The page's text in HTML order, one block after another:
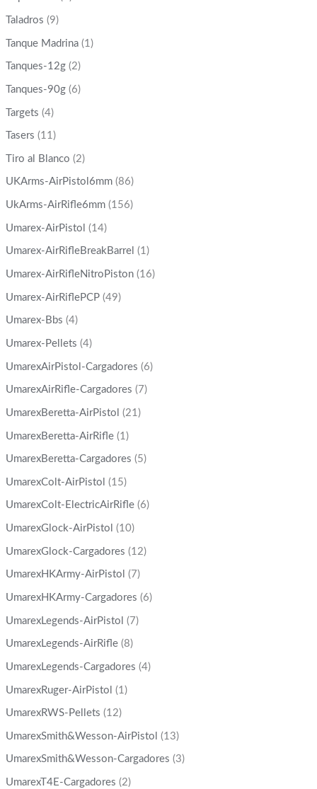
Taladros (9)
Tanque Madrina (1)
Tanques-12g (2)
Tanques-90g (6)
Targets (4)
Tasers (11)
Tiro al Blanco (2)
UKArms-AirPistol6mm (86)
UkArms-AirRifle6mm (156)
Umarex-AirPistol (14)
Umarex-AirRifleBreakBarrel (1)
Umarex-AirRifleNitroPiston (16)
Umarex-AirRiflePCP (49)
Umarex-Bbs (4)
Umarex-Pellets (4)
UmarexAirPistol-Cargadores (6)
UmarexAirRifle-Cargadores (7)
UmarexBeretta-AirPistol (21)
UmarexBeretta-AirRifle (1)
UmarexBeretta-Cargadores (5)
UmarexColt-AirPistol (15)
UmarexColt-ElectricAirRifle (6)
UmarexGlock-AirPistol (10)
UmarexGlock-Cargadores (12)
UmarexHKArmy-AirPistol (7)
UmarexHKArmy-Cargadores (6)
UmarexLegends-AirPistol (7)
UmarexLegends-AirRifle (8)
UmarexLegends-Cargadores (4)
UmarexRuger-AirPistol (1)
UmarexRWS-Pellets (12)
UmarexSmith&Wesson-AirPistol (13)
UmarexSmith&Wesson-Cargadores (3)
UmarexT4E-Cargadores (2)